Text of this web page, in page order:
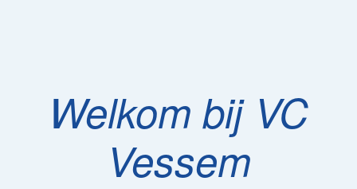
Welkom bij VC
Vessem